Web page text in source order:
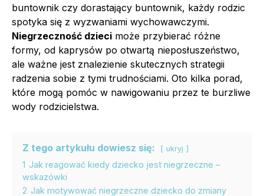
buntownik czy dorastający buntownik, każdy rodzic
spotyka się z wyzwaniami wychowawczymi.
Niegrzeczność dzieci może przybierać różne
formy, od kaprysów po otwartą nieposłuszeństwo,
ale ważne jest znalezienie skutecznych strategii
radzenia sobie z tymi trudnościami. Oto kilka porad,
które mogą pomóc w nawigowaniu przez te burzliwe
wody rodzicielstwa.
Z tego artykułu dowiesz się: ukryj
1 Jak reagować kiedy dziecko jest niegrzeczne –
wskazówki
2 Jak motywować niegrzeczne dziecko do zmiany